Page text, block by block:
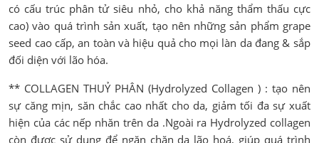
có cấu trúc phân tử siêu nhỏ, cho khả năng thẩm thấu cực
cao) vào quá trình sản xuất, tạo nên những sản phẩm grape
seed cao cấp, an toàn và hiệu quả cho mọi làn da đang & sắp
đối diện với lão hóa.
** COLLAGEN THUỶ PHÂN (Hydrolyzed Collagen ) : tạo nên
sự căng mịn, săn chắc cao nhất cho da, giảm tối đa sự xuất
hiện của các nếp nhăn trên da .Ngoài ra Hydrolyzed collagen
còn được sử dụng để ngăn chặn da lão hoá, giúp quá trình